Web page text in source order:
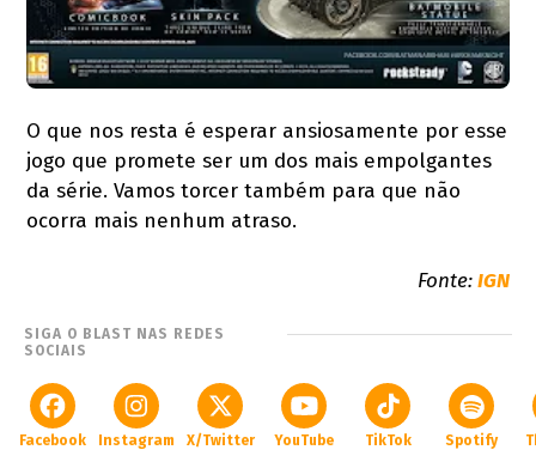
O que nos resta é esperar ansiosamente por esse
jogo que promete ser um dos mais empolgantes
da série. Vamos torcer também para que não
ocorra mais nenhum atraso.
Fonte:IGN
SIGA O BLAST NAS REDES
SOCIAIS
Facebook Instagram X/Twitter YouTube TikTok Spotify